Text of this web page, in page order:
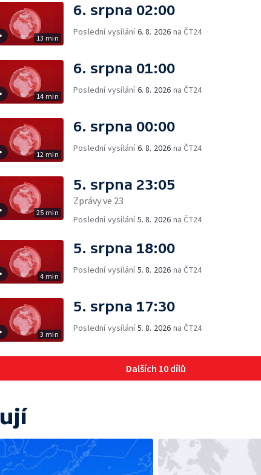
13 min
6. srpna 02:00
Poslední vysílání6. 8. 2026 na ČT24
14 min
6. srpna 01:00
Poslední vysílání6. 8. 2026 na ČT24
12 min
6. srpna 00:00
Poslední vysílání6. 8. 2026 na ČT24
25 min
5. srpna 23:05
Zprávy ve 23
Poslední vysílání5. 8. 2026 na ČT24
4 min
5. srpna 18:00
Poslední vysílání5. 8. 2026 na ČT24
3 min
5. srpna 17:30
Poslední vysílání5. 8. 2026 na ČT24
Dalších 10 dílů